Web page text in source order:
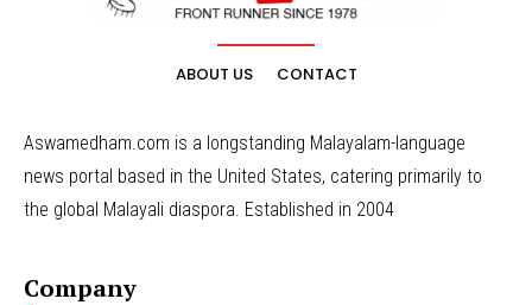
ABOUT US CONTACT
Aswamedham.com is a longstanding Malayalam-language
news portal based in the United States, catering primarily to
the global Malayali diaspora. Established in 2004
Company